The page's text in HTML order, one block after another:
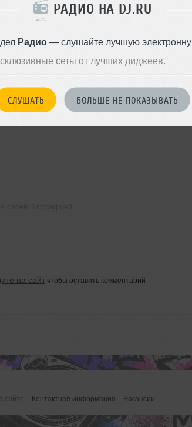
РАДИО НА DJ.RU
Радио— слушайте лучшую
сеты от лучших диджеев.
СЛУШАТЬ БОЛЬШЕ НЕ ПОКАЗЫВАТЬ
на сайтчтобы оставить комментарий
сайте Контактная информация Вакансии